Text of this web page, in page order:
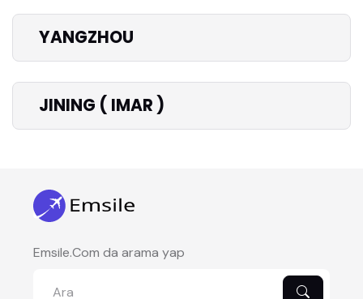
YANGZHOU
JINING ( IMAR )
Emsile.Com da arama yap